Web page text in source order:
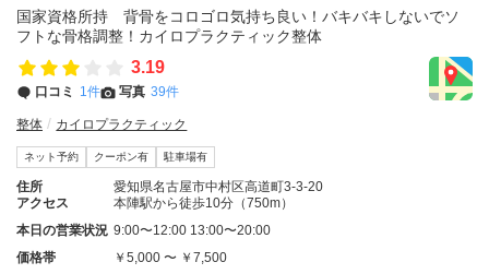
国家資格所持 背骨をコロゴロ気持ち良い！バキバキしないでソ
フトな骨格調整！カイロプラクティック整体
3.19
口コミ 1件 写真 39件
整体 カイロプラクティック
ネット予約 クーポン有 駐車場有
住所
愛知県名古屋市中村区高道町3-3-20
アクセス
本陣駅から徒歩10分（750m）
本日の営業状況 9:00〜12:00 13:00〜20:00
価格帯
￥5,000 〜 ￥7,500